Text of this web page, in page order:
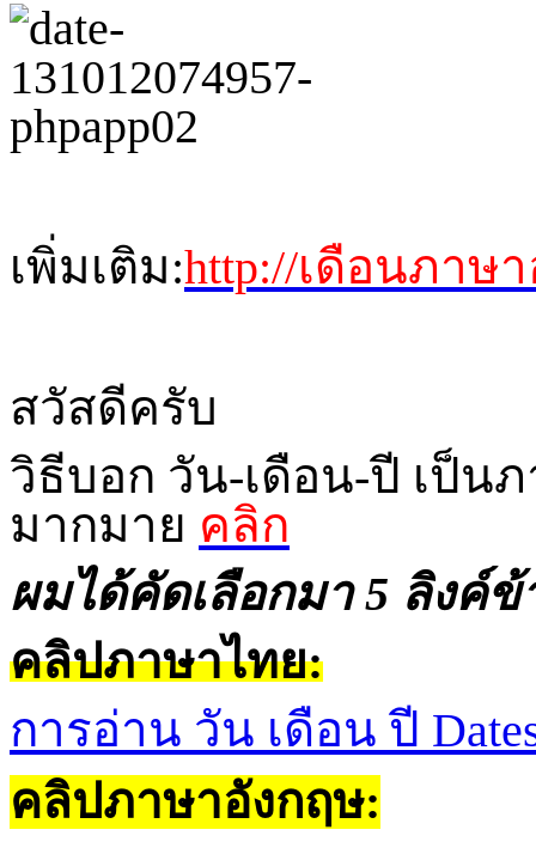
เพิ่มเติม:http://เดือนภาษ
สวัสดีครับ
วิธีบอก วัน-เดือน-ปี เป็น
มากมาย คลิก
ผมได้คัดเลือกมา 5 ลิงค์ข้
คลิปภาษาไทย:
การอ่าน วัน เดือน ปี
คลิปภาษาอังกฤษ: